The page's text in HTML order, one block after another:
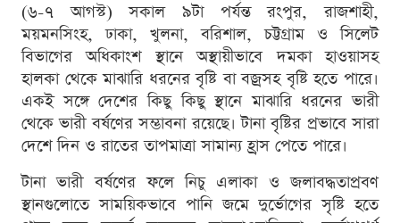
(৬-৭ আগস্ট) সকাল ৯টা পর্যন্ত রংপুর, রাজশাহী,
ময়মনসিংহ, ঢাকা, খুলনা, বরিশাল, চট্টগ্রাম ও সিলেট
বিভাগের অধিকাংশ স্থানে অস্থায়ীভাবে দমকা হাওয়াসহ
হালকা থেকে মাঝারি ধরনের বৃষ্টি বা বজ্রসহ বৃষ্টি হতে পারে।
একই সঙ্গে দেশের কিছু কিছু স্থানে মাঝারি ধরনের ভারী
থেকে ভারী বর্ষণের সম্ভাবনা রয়েছে। টানা বৃষ্টির প্রভাবে সারা
দেশে দিন ও রাতের তাপমাত্রা সামান্য হ্রাস পেতে পারে।
টানা ভারী বর্ষণের ফলে নিচু এলাকা ও জলাবদ্ধতাপ্রবণ
স্থানগুলোতে সাময়িকভাবে পানি জমে দুর্ভোগের সৃষ্টি হতে